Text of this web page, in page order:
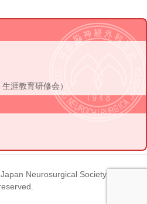
涯教育研修会）
Neurosurgical Society. All rights